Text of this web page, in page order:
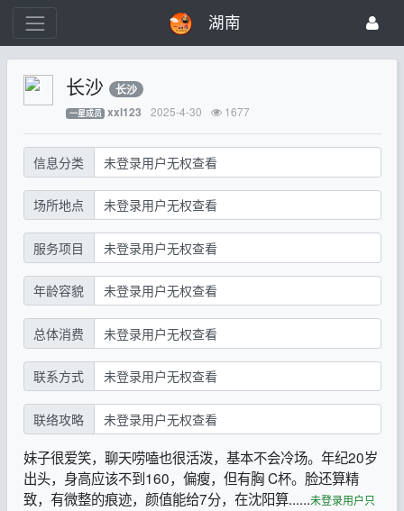
湖南
长沙 长沙
一星成员 xxl123 2025-4-30 1677
信息分类 未登录用户无权查看
场所地点 未登录用户无权查看
服务项目 未登录用户无权查看
年龄容貌 未登录用户无权查看
总体消费 未登录用户无权查看
联系方式 未登录用户无权查看
联络攻略 未登录用户无权查看
妹子很爱笑，聊天唠嗑也很活泼，基本不会冷场。年纪20岁
出头，身高应该不到160，偏瘦，但有胸 C杯。脸还算精
致，有微整的痕迹，颜值能给7分，在沈阳算......未登录用户只